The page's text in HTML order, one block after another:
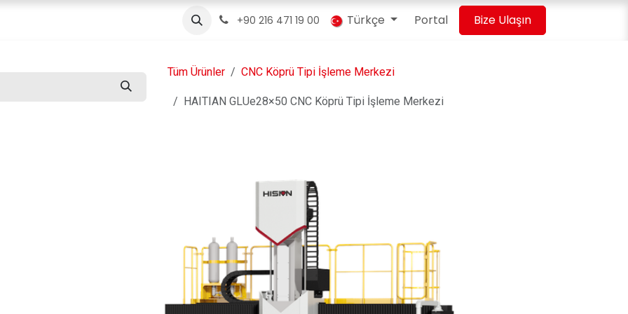
Blog +90 216 471 19 00 Türkçe Portal Bize Ulaşın
Tüm Ürünler CNC Köprü Tipi İşleme Merkezi
HAITIAN GLUe28×50 CNC Köprü Tipi İşleme Merkezi